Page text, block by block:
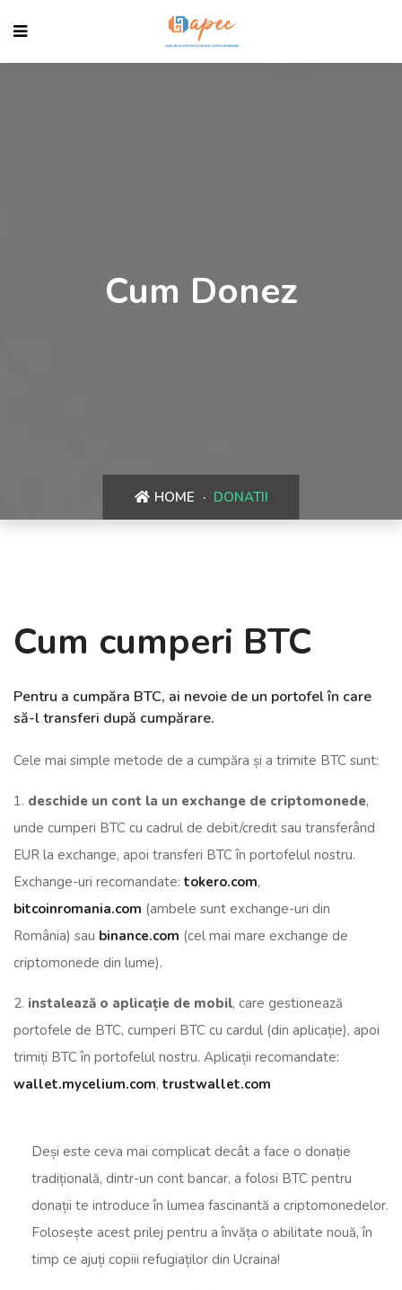
Cum Donez
HOME DONATII
Cum cumperi BTC
Pentru a cumpăra BTC, ai nevoie de un portofel în care
să-l transferi după cumpărare.
Cele mai simple metode de a cumpăra și a trimite BTC sunt:
1. deschide un cont la un exchange de criptomonede,
unde cumperi BTC cu cadrul de debit/credit sau transferând
EUR la exchange, apoi transferi BTC în portofelul nostru.
Exchange-uri recomandate: tokero.com,
bitcoinromania.com (ambele sunt exchange-uri din
România) sau binance.com (cel mai mare exchange de
criptomonede din lume).
2. instalează o aplicație de mobil, care gestionează
portofele de BTC, cumperi BTC cu cardul (din aplicație), apoi
trimiți BTC în portofelul nostru. Aplicații recomandate:
wallet.mycelium.com, trustwallet.com
Deși este ceva mai complicat decât a face o donație
tradițională, dintr-un cont bancar, a folosi BTC pentru
donații te introduce în lumea fascinantă a criptomonedelor.
Folosește acest prilej pentru a învăța o abilitate nouă, în
timp ce ajuți copiii refugiaților din Ucraina!